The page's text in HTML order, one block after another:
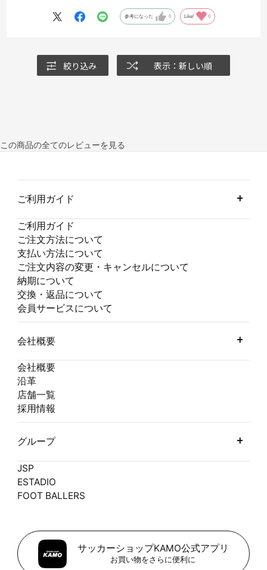
参考になった 0 Like! 0
絞り込み 表示：新しい順
この商品の全てのレビューを見る
ご利用ガイド
ご利用ガイド
ご注文方法について
支払い方法について
ご注文内容の変更・キャンセルについて
納期について
交換・返品について
会員サービスについて
会社概要
会社概要
沿革
店舗一覧
採用情報
グループ
JSP
ESTADIO
FOOT BALLERS
サッカーショップKAMO公式アプリ
お買い物をさらに便利に